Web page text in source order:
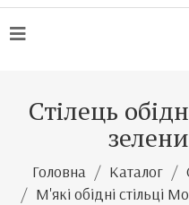
Стілець
Головна Каталог
М'які обідні стільці